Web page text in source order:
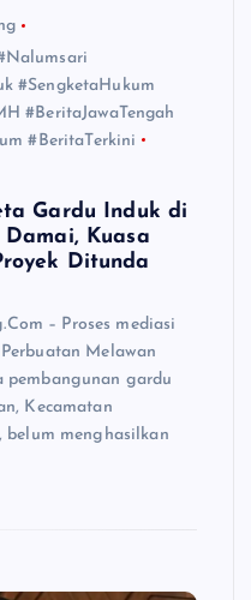
#SengketaHukum
#BeritaJawaTengah
#BeritaTerkini
Gardu Induk di
Damai, Kuasa
Ditunda
– Proses mediasi
Melawan
pembangunan gardu
Kecamatan
belum menghasilkan